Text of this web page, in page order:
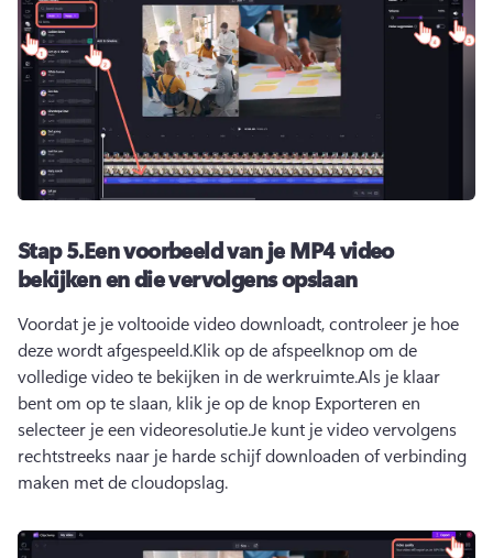
Stap 5.Een voorbeeld van je MP4 video
bekijken en die vervolgens opslaan
Voordat je je voltooide video downloadt, controleer je hoe
deze wordt afgespeeld.Klik op de afspeelknop om de
volledige video te bekijken in de werkruimte.Als je klaar
bent om op te slaan, klik je op de knop Exporteren en
selecteer je een videoresolutie.Je kunt je video vervolgens
rechtstreeks naar je harde schijf downloaden of verbinding
maken met de cloudopslag.